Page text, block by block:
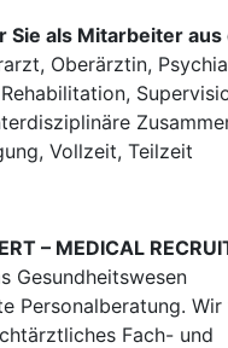
Sie als Mitarbeiter aus
Oberärztin,
Vollzeit, Teilzeit
– MEDICAL
Gesundheitswesen
Personalberatung.
Fach- und